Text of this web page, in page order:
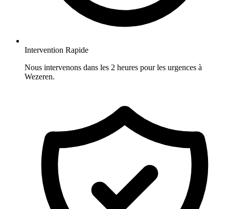
Intervention Rapide
Nous intervenons dans les 2 heures pour les urgences à
Wezeren.